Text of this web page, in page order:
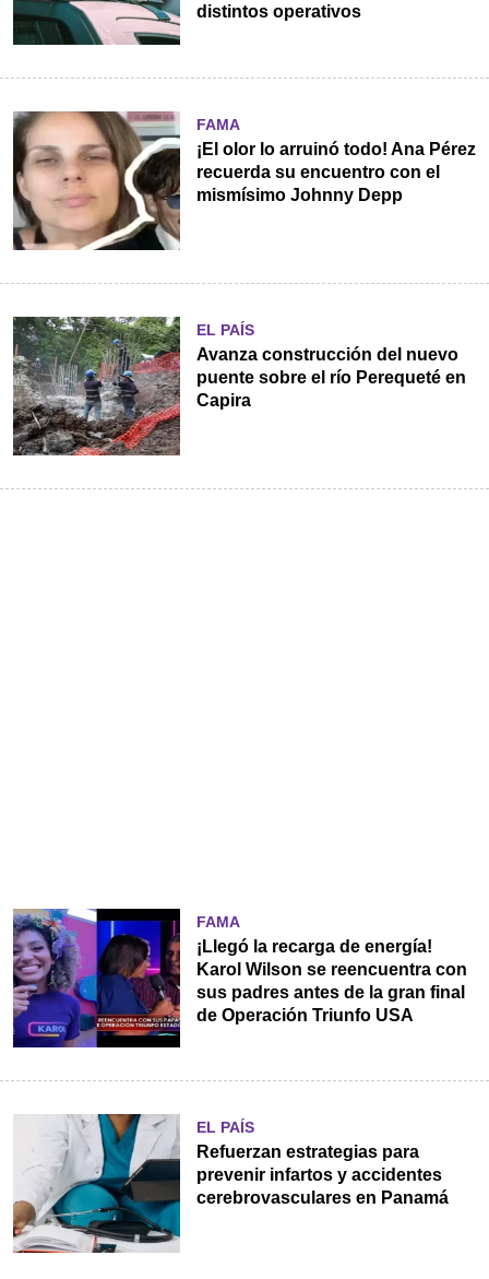
distintos operativos
FAMA
¡El olor lo arruinó todo! Ana Pérez
recuerda su encuentro con el
mismísimo Johnny Depp
EL PAÍS
Avanza construcción del nuevo
puente sobre el río Perequeté en
Capira
FAMA
¡Llegó la recarga de energía!
Karol Wilson se reencuentra con
sus padres antes de la gran final
de Operación Triunfo USA
EL PAÍS
Refuerzan estrategias para
prevenir infartos y accidentes
cerebrovasculares en Panamá